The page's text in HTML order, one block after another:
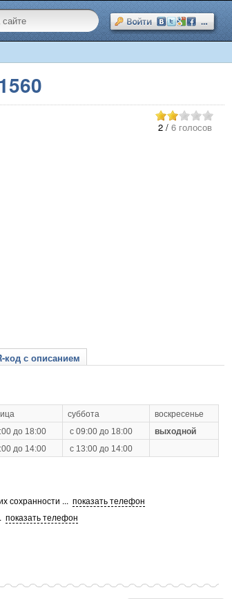
2/ 6 голосов
код с описанием
суббота
воскресенье
до 18:00 с 09:00 до 18:00
выходной
до 14:00 с 13:00 до 14:00
сохранности ... показать телефон
показать телефон